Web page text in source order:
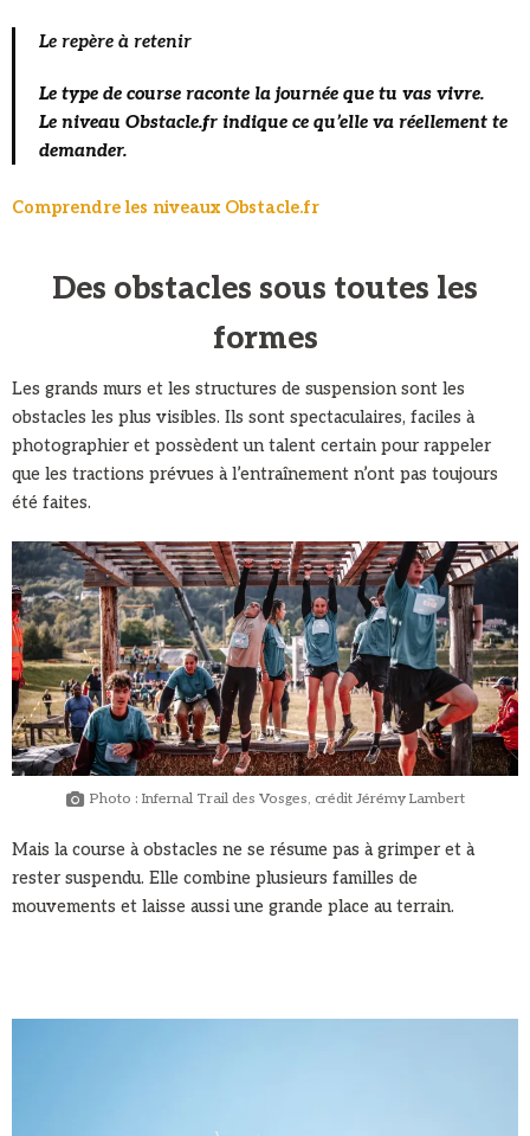
Le repère à retenir
Le type de course raconte la journée que tu vas vivre.
Le niveau Obstacle.fr indique ce qu’elle va réellement te
demander.
Comprendre les niveaux Obstacle.fr
Des obstacles sous toutes les
formes
Les grands murs et les structures de suspension sont les
obstacles les plus visibles. Ils sont spectaculaires, faciles à
photographier et possèdent un talent certain pour rappeler
que les tractions prévues à l’entraînement n’ont pas toujours
été faites.
Photo : Infernal Trail des Vosges, crédit Jérémy Lambert
Mais la course à obstacles ne se résume pas à grimper et à
rester suspendu. Elle combine plusieurs familles de
mouvements et laisse aussi une grande place au terrain.